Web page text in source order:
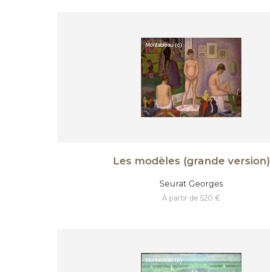
Les modèles (grande version)
Seurat Georges
à partir de 520 €